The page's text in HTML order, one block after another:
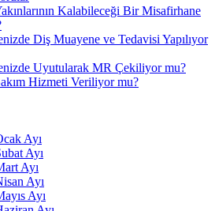
Kalabileceği Bir Misafirhane
Diş Muayene ve Tedavisi Yapılıyor
Uyutularak MR Çekiliyor mu?
Hizmeti Veriliyor mu?
Ayı
Ayı
Ayı
Ayı
Ayı